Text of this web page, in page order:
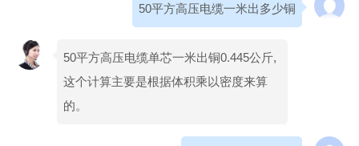
50平方高压电缆一米出多少铜
50平方高压电缆单芯一米出铜0.445公斤,
这个计算主要是根据体积乘以密度来算
的。